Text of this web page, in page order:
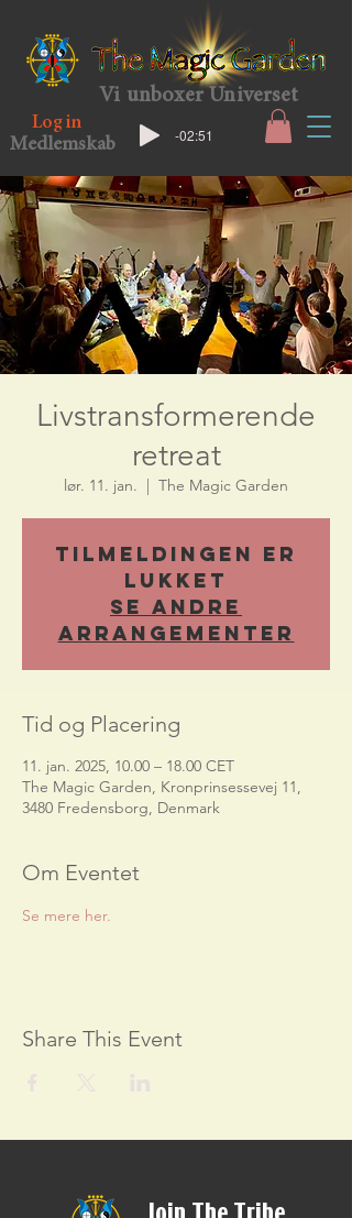
Vi unboxer Universet
Log in
Medlemskab
-02:51
Livstransformerende
retreat
lør. 11. jan.
  |
The Magic Garden
Tilmeldingen er
lukket
Se andre
arrangementer
Tid og Placering
11. jan. 2025, 10.00 – 18.00 CET
The Magic Garden, Kronprinsessevej 11,
3480 Fredensborg, Denmark
Om Eventet
Se mere her.
Share This Event